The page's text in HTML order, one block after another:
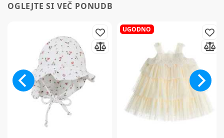
OGLEJTE SI VEČ PONUDB
UGODNO